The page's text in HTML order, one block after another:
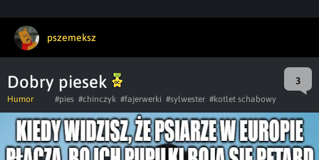
pszemeksz
Dobry piesek 3
Humor #pies #chinczyk #fajerwerki #sylwester #kotlet schabowy